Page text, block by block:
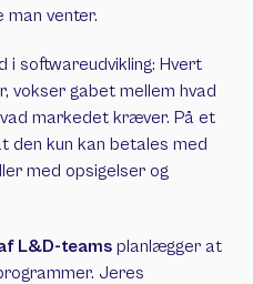
venter.
softwareudvikling: Hvert
vokser gabet mellem hvad
markedet kræver. På et
den kun kan betales med
med opsigelser og
L&D-teams planlægger at
Jeres